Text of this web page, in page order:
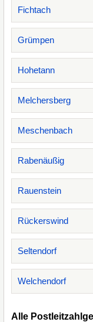
Fichtach
Grümpen
Hohetann
Melchersberg
Meschenbach
Rabenäußig
Rauenstein
Rückerswind
Seltendorf
Welchendorf
Alle